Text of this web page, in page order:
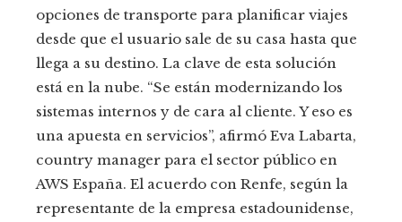
opciones de transporte para planificar viajes
desde que el usuario sale de su casa hasta que
llega a su destino. La clave de esta solución
está en la nube. “Se están modernizando los
sistemas internos y de cara al cliente. Y eso es
una apuesta en servicios”, afirmó Eva Labarta,
country manager para el sector público en
AWS España. El acuerdo con Renfe, según la
representante de la empresa estadounidense,